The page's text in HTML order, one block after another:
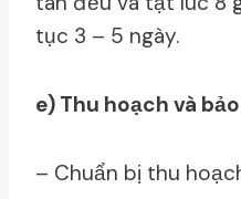
tục 3 – 5 ngày.
e) Thu hoạch và
– Chuẩn bị thu